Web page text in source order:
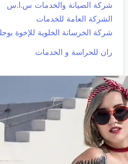
شركة الصيانة والخدمات س.ا.س
الشركة العامة للخدمات
شركة الخرسانة الخلوية للإخوة
ران للحراسة و الخدمات